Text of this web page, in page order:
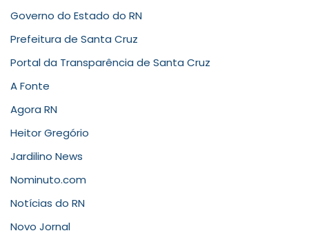
Governo do Estado do RN
Prefeitura de Santa Cruz
Portal da Transparência de Santa Cruz
A Fonte
Agora RN
Heitor Gregório
Jardilino News
Nominuto.com
Notícias do RN
Novo Jornal